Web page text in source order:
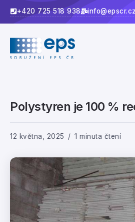
+420 725 518 938 info@epscr.cz
Polystyren je 100 %
12 května, 2025 1 minuta čtení